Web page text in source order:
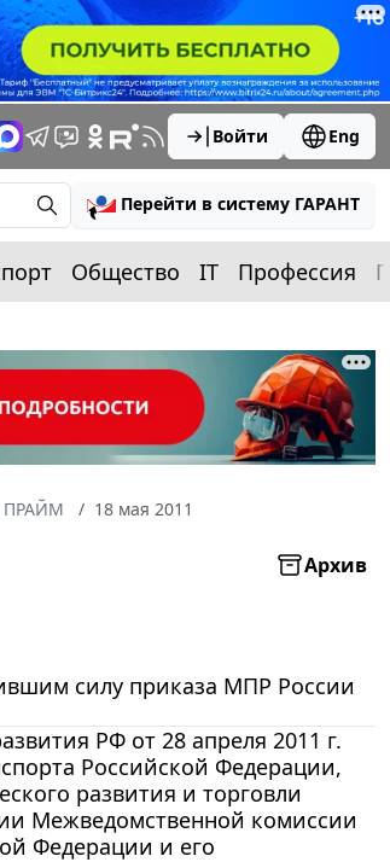
Войти Eng
Перейти в систему ГАРАНТ
Общество IT Профессия
ПРАЙМ 18 мая 2011
Архив
силу приказа МПР России
РФ от 28 апреля 2011 г.
Российской Федерации,
развития и торговли
Межведомственной комиссии
Федерации и его